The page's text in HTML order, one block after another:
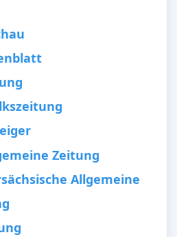
Zeitung
Allgemeine